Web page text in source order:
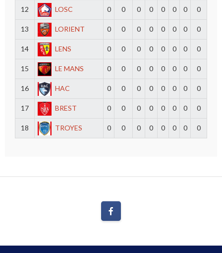
12 LOSC 0 0 0 0 0 0 0 0
13 LORIENT 0 0 0 0 0 0 0 0
14 LENS 0 0 0 0 0 0 0 0
15 LE MANS 0 0 0 0 0 0 0 0
16 HAC 0 0 0 0 0 0 0 0
17 BREST 0 0 0 0 0 0 0 0
18 TROYES 0 0 0 0 0 0 0 0